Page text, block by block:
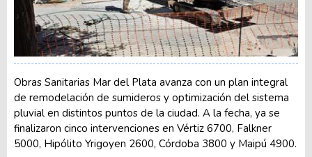
Obras Sanitarias Mar del Plata avanza con un plan integral
de remodelación de sumideros y optimización del sistema
pluvial en distintos puntos de la ciudad. A la fecha, ya se
finalizaron cinco intervenciones en Vértiz 6700, Falkner
5000, Hipólito Yrigoyen 2600, Córdoba 3800 y Maipú 4900.